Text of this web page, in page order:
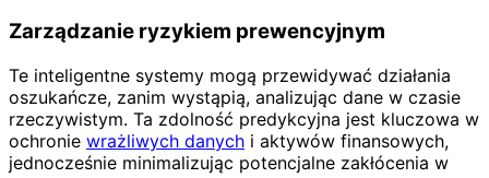
Zarządzanie ryzykiem prewencyjnym
Te inteligentne systemy mogą przewidywać działania
oszukańcze, zanim wystąpią, analizując dane w czasie
rzeczywistym. Ta zdolność predykcyjna jest kluczowa w
ochronie wrażliwych danych i aktywów finansowych,
jednocześnie minimalizując potencjalne zakłócenia w